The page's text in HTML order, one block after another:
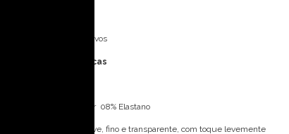
Ideal para mãe dos noivos
Especificações Técnicas
Composição: 92% Poliéster 08% Elastano
A Organza é um tecido leve, fino e transparente, com toque levemente